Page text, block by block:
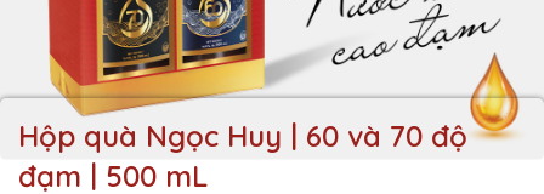
Hộp quà Ngọc Huy | 60 và 70 độ
đạm | 500 mL